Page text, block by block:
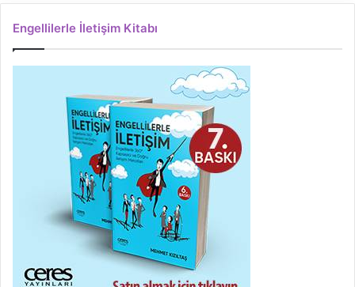
Engellilerle İletişim Kitabı